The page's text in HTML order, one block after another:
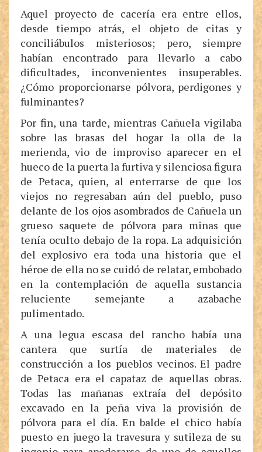
Aquel proyecto de cacería era entre ellos,
desde tiempo atrás, el objeto de citas y
conciliábulos misteriosos; pero, siempre
habían encontrado para llevarlo a cabo
dificultades, inconvenientes insuperables.
¿Cómo proporcionarse pólvora, perdigones y
fulminantes?
Por fin, una tarde, mientras Cañuela vigilaba
sobre las brasas del hogar la olla de la
merienda, vio de improviso aparecer en el
hueco de la puerta la furtiva y silenciosa figura
de Petaca, quien, al enterrarse de que los
viejos no regresaban aún del pueblo, puso
delante de los ojos asombrados de Cañuela un
grueso saquete de pólvora para minas que
tenía oculto debajo de la ropa. La adquisición
del explosivo era toda una historia que el
héroe de ella no se cuidó de relatar, embobado
en la contemplación de aquella sustancia
reluciente semejante a azabache
pulimentado.
A una legua escasa del rancho había una
cantera que surtía de materiales de
construcción a los pueblos vecinos. El padre
de Petaca era el capataz de aquellas obras.
Todas las mañanas extraía del depósito
excavado en la peña viva la provisión de
pólvora para el día. En balde el chico había
puesto en juego la travesura y sutileza de su